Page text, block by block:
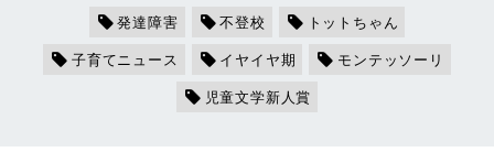
発達障害 不登校
トットちゃん
子育てニュース
イヤイヤ期
モンテッソーリ
児童文学新人賞